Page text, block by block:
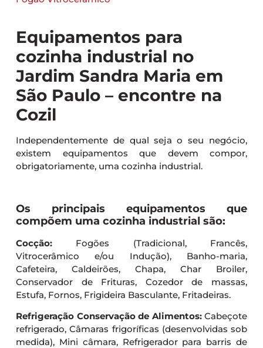
Equipamentos para
cozinha industrial no
Jardim Sandra Maria em
São Paulo – encontre na
Cozil
Independentemente de qual seja o seu negócio,
existem equipamentos que devem compor,
obrigatoriamente, uma cozinha industrial.
Os principais equipamentos que
compõem uma cozinha industrial são:
Cocção: Fogões (Tradicional, Francês,
Vitrocerâmico e/ou Indução), Banho-maria,
Cafeteira, Caldeirões, Chapa, Char Broiler,
Conservador de Frituras, Cozedor de massas,
Estufa, Fornos, Frigideira Basculante, Fritadeiras.
Refrigeração Conservação de Alimentos:Cabeçote
refrigerado, Câmaras frigoríficas (desenvolvidas sob
medida), Mini câmara, Refrigerador para barris de